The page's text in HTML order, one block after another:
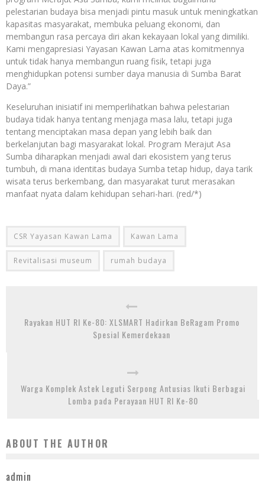
pelestarian budaya bisa menjadi pintu masuk untuk meningkatkan
kapasitas masyarakat, membuka peluang ekonomi, dan
membangun rasa percaya diri akan kekayaan lokal yang dimiliki.
Kami mengapresiasi Yayasan Kawan Lama atas komitmennya
untuk tidak hanya membangun ruang fisik, tetapi juga
menghidupkan potensi sumber daya manusia di Sumba Barat
Daya.”
Keseluruhan inisiatif ini memperlihatkan bahwa pelestarian
budaya tidak hanya tentang menjaga masa lalu, tetapi juga
tentang menciptakan masa depan yang lebih baik dan
berkelanjutan bagi masyarakat lokal. Program Merajut Asa
Sumba diharapkan menjadi awal dari ekosistem yang terus
tumbuh, di mana identitas budaya Sumba tetap hidup, daya tarik
wisata terus berkembang, dan masyarakat turut merasakan
manfaat nyata dalam kehidupan sehari-hari. (red/*)
CSR Yayasan Kawan Lama Kawan Lama
Revitalisasi museum rumah budaya
Rayakan HUT RI Ke-80: XLSMART Hadirkan BeRagam Promo
Spesial Kemerdekaan
Warga Komplek Astek Leguti Serpong Antusias Ikuti Berbagai
Lomba pada Perayaan HUT RI Ke-80
ABOUT THE AUTHOR
admin